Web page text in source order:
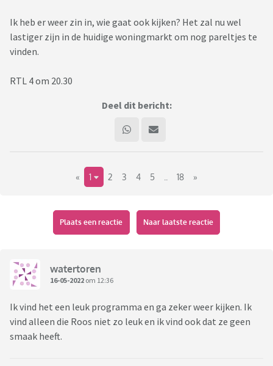
Ik heb er weer zin in, wie gaat ook kijken? Het zal nu wel
lastiger zijn in de huidige woningmarkt om nog pareltjes te
vinden.
RTL 4 om 20.30
Deel dit bericht:
« 1 2 3 4 5 18 »
Plaats een reactie Naar laatste reactie
watertoren
16-05-2022 om 12:36
Ik vind het een leuk programma en ga zeker weer kijken. Ik
vind alleen die Roos niet zo leuk en ik vind ook dat ze geen
smaak heeft.